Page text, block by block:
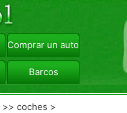
Comprar un automóvil
Barcos
>>coches >